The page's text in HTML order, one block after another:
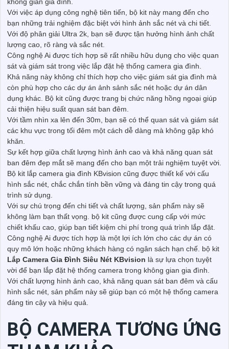
Với việc áp dụng công nghệ tiên tiến, bộ kit này mang đến cho
bạn những trải nghiệm đặc biệt với hình ảnh sắc nét và chi tiết.
Với độ phân giải Ultra 2k, bạn sẽ được tận hưởng hình ảnh chất
lượng cao, rõ ràng và sắc nét.
Công nghệ Ai được tích hợp sẽ rất nhiều hữu dụng cho việc quan
sát và giám sát trong việc lắp đặt hệ thống camera gia đình.
Khả năng này không chỉ thích hợp cho việc giám sát gia đình mà
còn phù hợp cho các dự án ảnh sảnh sắc nét hoặc dự án dân
dụng khác. Bộ kit cũng được trang bị chức năng hồng ngoại giúp
cải thiện hiệu suất quan sát ban đêm.
Với tầm nhìn xa lên đến 30m, bạn sẽ có thể quan sát và giám sát
các khu vực trong tối đêm một cách dễ dàng mà không gặp khó
khăn.
Sự kết hợp giữa chất lượng hình ảnh cao và khả năng quan sát
ban đêm đẹp mắt sẽ mang đến cho bạn một trải nghiệm tuyệt vời.
Bộ kit lắp camera gia đình KBvision cũng được thiết kế với cấu
hình sắc nét, chắc chắn tính bền vững và đáng tin cậy trong quá
trình sử dụng.
Với sự chú trọng đến chi tiết và chất lượng, sản phẩm này sẽ
không làm bạn thất vọng. bộ kit cũng được cung cấp với mức
chiết khấu cao, giúp bạn tiết kiệm chi phí trong quá trình lắp đặt.
Công nghệ Ai được tích hợp là một lợi ích lớn cho các dự án có
quy mô lớn hoặc những khách hàng có ngân sách hạn chế. bộ kit
Lắp Camera Gia Đình Siêu Nét KBvision là sự lựa chọn tuyệt
vời để bạn lắp đặt hệ thống camera trong không gian gia đình.
Với chất lượng hình ảnh cao, khả năng quan sát ban đêm và cấu
hình sắc nét, sản phẩm này sẽ giúp bạn có một hệ thống camera
đáng tin cậy và hiệu quả.
BỘ CAMERA TƯƠNG ỨNG